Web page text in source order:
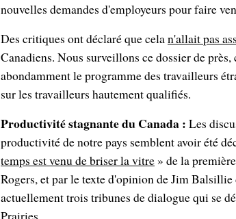
nouvelles demandes d'employeurs pour faire
Des critiques ont déclaré que celan'allait pas
Canadiens. Nous surveillons ce dossier de
abondamment le programme des travailleurs
sur les travailleurs hautement qualifiés.
Productivité stagnante du Canada : Les
productivité de notre pays semblent avoir été
temps est venu de briser la vitre » de la
Rogers, et par le texte d'opinion de Jim Balsillie
actuellement trois tribunes de dialogue qui se
Prairies.